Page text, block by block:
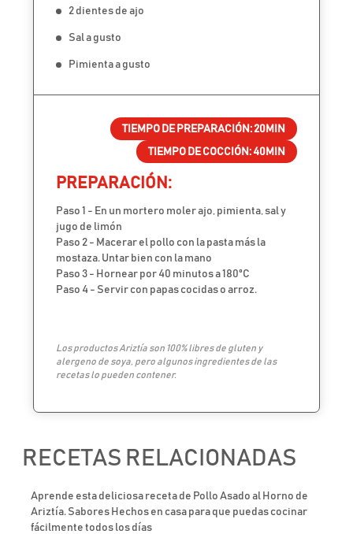
2 dientes de ajo
Sal a gusto
Pimienta a gusto
TIEMPO DE PREPARACIÓN:20MIN
TIEMPO DE COCCIÓN:40MIN
PREPARACIÓN:
Paso 1 - En un mortero moler ajo, pimienta, sal y
jugo de limón
Paso 2 - Macerar el pollo con la pasta más la
mostaza. Untar bien con la mano
Paso 3 - Hornear por 40 minutos a 180ºC
Paso 4 - Servir con papas cocidas o arroz.
Los productos Ariztía son 100% libres de gluten y
alergeno de soya, pero algunos ingredientes de las
recetas lo pueden contener.
RECETAS RELACIONADAS
Aprende esta deliciosa receta de Pollo Asado al Horno de
Ariztía. Sabores Hechos en casa para que puedas cocinar
fácilmente todos los días